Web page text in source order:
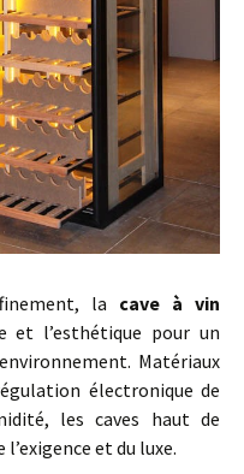
la cave à vin
et l’esthétique pour un
Matériaux
électronique de
les caves haut de
et du luxe.